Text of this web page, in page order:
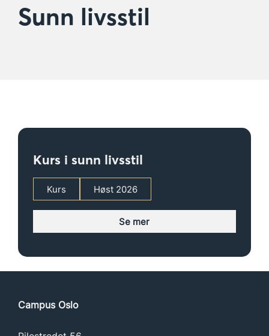
Sunn livsstil
Kurs i sunn livsstil
Kurs Høst 2026
Se mer
Campus Oslo